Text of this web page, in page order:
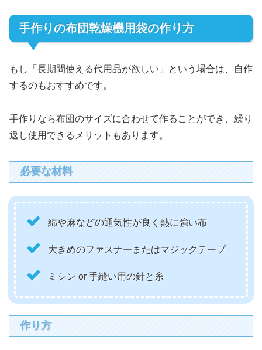
手作りの布団乾燥機用袋の作り方
もし「長期間使える代用品が欲しい」という場合は、自作
するのもおすすめです。
手作りなら布団のサイズに合わせて作ることができ、繰り
返し使用できるメリットもあります。
必要な材料
綿や麻などの通気性が良く熱に強い布
大きめのファスナーまたはマジックテープ
ミシン or 手縫い用の針と糸
作り方